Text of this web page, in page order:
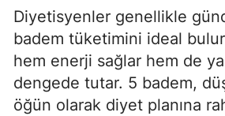
Diyetisyenler genellikle
badem tüketimini ideal
hem enerji sağlar hem de
dengede tutar. 5 badem,
öğün olarak diyet planına